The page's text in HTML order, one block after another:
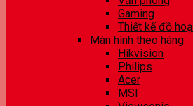
Gaming
Thiết kế đồ hoạ
Màn hình theo hãng
Hikvision
Philips
Acer
MSI